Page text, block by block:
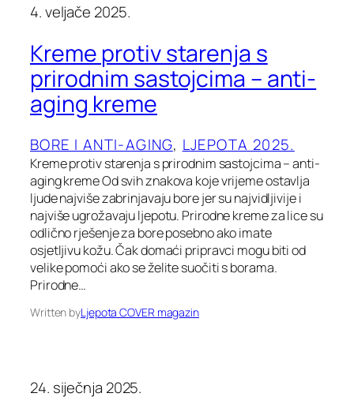
4. veljače 2025.
Kreme protiv starenja s
prirodnim sastojcima – anti-
aging kreme
BORE I ANTI-AGING, LJEPOTA 2025.
Kreme protiv starenja s prirodnim sastojcima – anti-
aging kreme Od svih znakova koje vrijeme ostavlja
ljude najviše zabrinjavaju bore jer su najvidljivije i
najviše ugrožavaju ljepotu. Prirodne kreme za lice su
odlično rješenje za bore posebno ako imate
osjetljivu kožu. Čak domaći pripravci mogu biti od
velike pomoći ako se želite suočiti s borama.
Prirodne…
Written byLjepota COVER magazin
24. siječnja 2025.